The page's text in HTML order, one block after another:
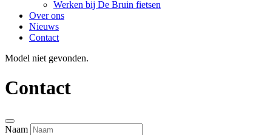
Werken bij De Bruin fietsen
Over ons
Nieuws
Contact
Model niet gevonden.
Contact
Naam